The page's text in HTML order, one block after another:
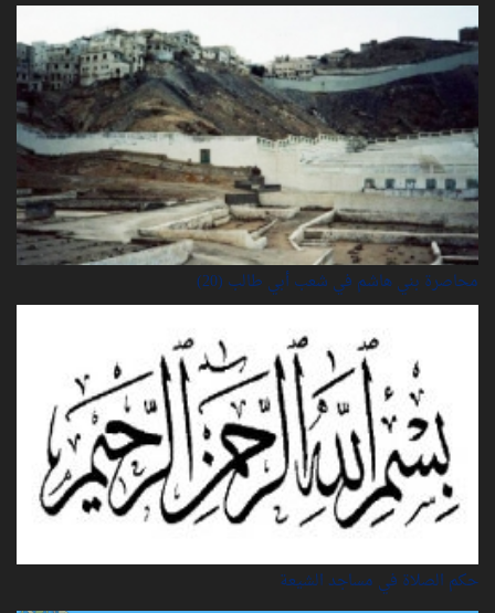
محاصرة بني هاشم في شعب أبي طالب (20)
حكم الصلاة في مساجد الشيعة